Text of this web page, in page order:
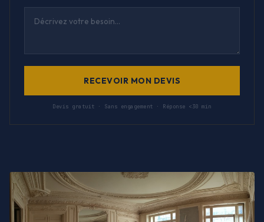
RECEVOIR MON DEVIS
Devis gratuit · Sans engagement · Réponse <30 min